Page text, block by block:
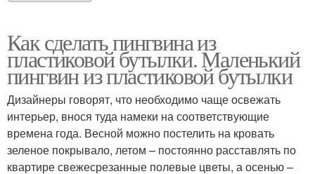
Как сделать пингвина из
пластиковой бутылки. Маленький
пингвин из пластиковой бутылки
Дизайнеры говорят, что необходимо чаще освежать
интерьер, внося туда намеки на соответствующие
времена года. Весной можно постелить на кровать
зеленое покрывало, летом – постоянно расставлять по
квартире свежесрезанные полевые цветы, а осенью –